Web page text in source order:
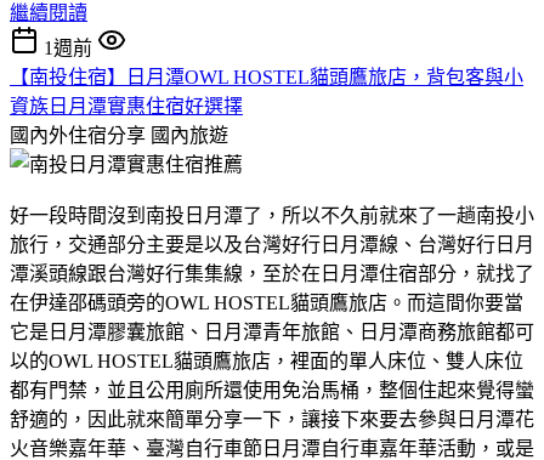
繼續閱讀
1週前
【南投住宿】日月潭OWL HOSTEL貓頭鷹旅店，背包客與小
資族日月潭實惠住宿好選擇
國內外住宿分享 國內旅遊
好一段時間沒到南投日月潭了，所以不久前就來了一趟南投小
旅行，交通部分主要是以及台灣好行日月潭線、台灣好行日月
潭溪頭線跟台灣好行集集線，至於在日月潭住宿部分，就找了
在伊達邵碼頭旁的OWL HOSTEL貓頭鷹旅店。而這間你要當
它是日月潭膠囊旅館、日月潭青年旅館、日月潭商務旅館都可
以的OWL HOSTEL貓頭鷹旅店，裡面的單人床位、雙人床位
都有門禁，並且公用廁所還使用免治馬桶，整個住起來覺得蠻
舒適的，因此就來簡單分享一下，讓接下來要去參與日月潭花
火音樂嘉年華、臺灣自行車節日月潭自行車嘉年華活動，或是